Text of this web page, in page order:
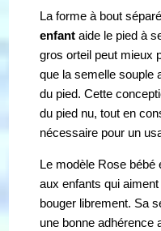
La forme à bout
enfant aide le pied à
gros orteil peut mieux
que la semelle souple
du pied. Cette
du pied nu, tout en
nécessaire pour un
Le modèle Rose bébé
aux enfants qui
bouger librement. Sa
une bonne adhérence